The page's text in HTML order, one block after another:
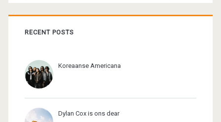
RECENT POSTS
Koreaanse Americana
Dylan Cox is ons dear